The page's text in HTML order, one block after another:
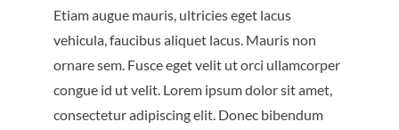
WELLNESS CENTRES – HOT TUB SAUNA & HAMMAM
Etiam augue mauris, ultricies eget lacus
vehicula, faucibus aliquet lacus. Mauris non
ornare sem. Fusce eget velit ut orci ullamcorper
congue id ut velit. Lorem ipsum dolor sit amet,
consectetur adipiscing elit. Donec bibendum